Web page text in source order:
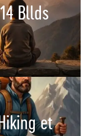
Bllds
et